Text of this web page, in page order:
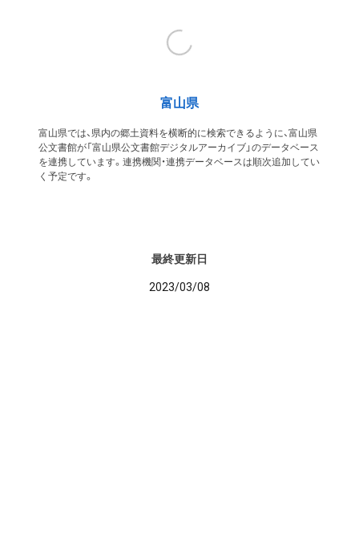
富山県
富山県では、県内の郷土資料を横断的に検索できるように、富山県
公文書館が「富山県公文書館デジタルアーカイブ」のデータベース
を連携しています。連携機関・連携データベースは順次追加してい
く予定です。
最終更新日
2023/03/08